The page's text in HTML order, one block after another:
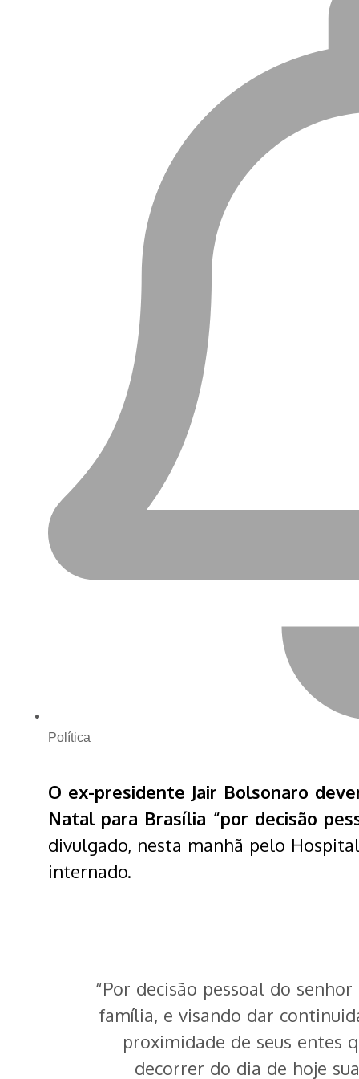
Política
O ex-presidente Jair Bolsonaro
Natal para Brasília “por decisão
divulgado, nesta manhã pelo
internado.
“Por‬‭ decisão‬‭ pessoal‬‭ do‬‭
família,‬‭ e‬‭ visando‬‭ dar‬‭
proximidade‬ de‬‭ seus‬‭ entes‬‭
decorrer‬‭ do‬‭ dia‬‭ de‬‭ hoje‬‭